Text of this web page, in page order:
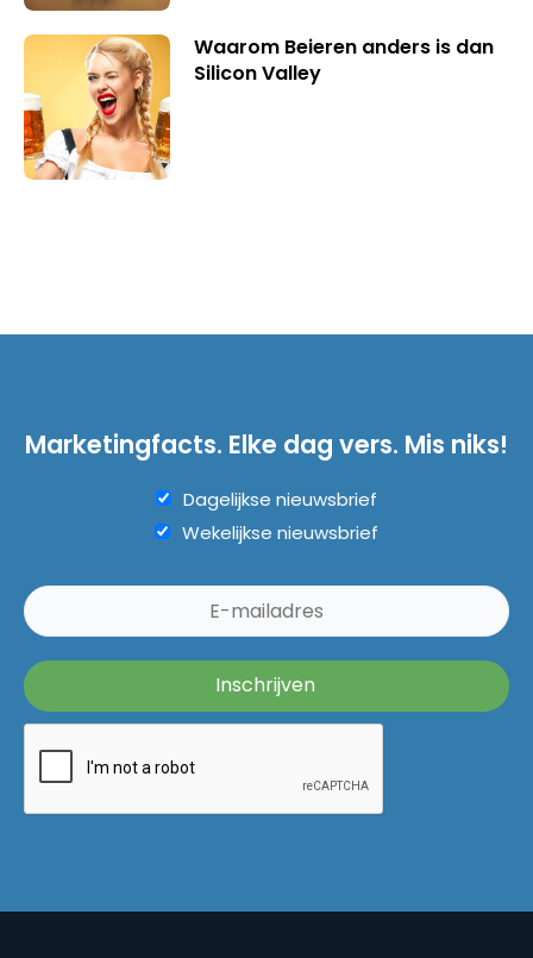
Waarom Beieren anders is dan
Silicon Valley
Marketingfacts. Elke dag vers. Mis niks!
Dagelijkse nieuwsbrief
Wekelijkse nieuwsbrief